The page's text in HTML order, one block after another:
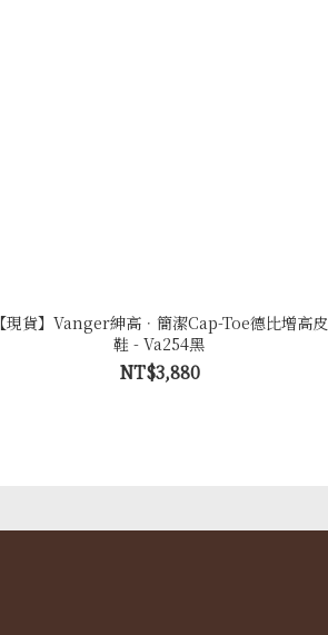
【現貨】Vanger紳高．簡潔Cap-Toe德比增高皮
鞋 - Va254黑
NT$3,880